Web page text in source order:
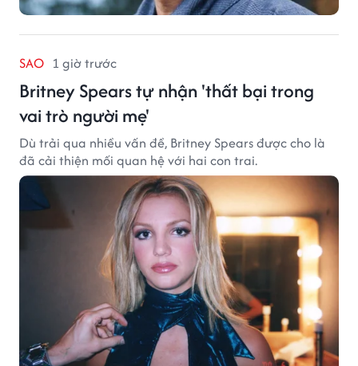
SAO 1 giờ trước
Britney Spears tự nhận 'thất bại trong
vai trò người mẹ'
Dù trải qua nhiều vấn đề, Britney Spears được cho là
đã cải thiện mối quan hệ với hai con trai.